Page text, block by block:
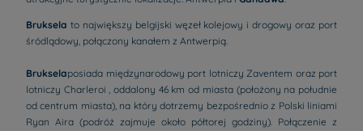
Bruksela to największy belgijski węzeł kolejowy i drogowy oraz port
śródlądowy, połączony kanałem z Antwerpią.
Brukselaposiada międzynarodowy port lotniczy Zaventem oraz port
lotniczy Charleroi , oddalony 46 km od miasta (położony na południe
od centrum miasta), na który dotrzemy bezpośrednio z Polski liniami
Ryan Aira (podróż zajmuje około półtorej godziny). Połączenie z